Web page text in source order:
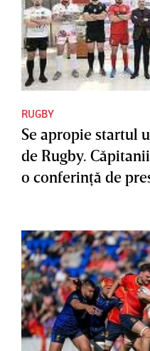
RUGBY
Se apropie startul
de Rugby.
o conferinţă de